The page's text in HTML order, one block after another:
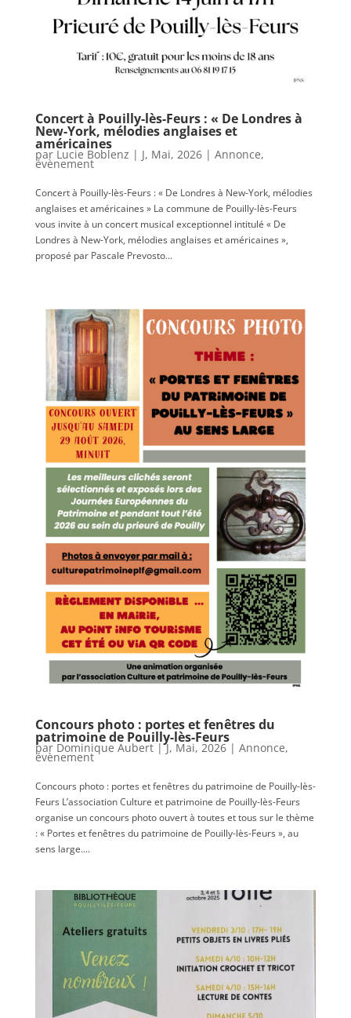
Concert à Pouilly-lès-Feurs : « De Londres à
New-York, mélodies anglaises et
américaines
par Lucie Boblenz | J, Mai, 2026| Annonce,
évènement
Concert à Pouilly-lès-Feurs : « De Londres à New-York, mélodies
anglaises et américaines » La commune de Pouilly-lès-Feurs
vous invite à un concert musical exceptionnel intitulé « De
Londres à New-York, mélodies anglaises et américaines »,
proposé par Pascale Prevosto...
Concours photo : portes et fenêtres du
patrimoine de Pouilly-lès-Feurs
par Dominique Aubert|J, Mai, 2026| Annonce,
évènement
Concours photo : portes et fenêtres du patrimoine de Pouilly-lès-
Feurs L’association Culture et patrimoine de Pouilly-lès-Feurs
organise un concours photo ouvert à toutes et tous sur le thème
: « Portes et fenêtres du patrimoine de Pouilly-lès-Feurs », au
sens large....